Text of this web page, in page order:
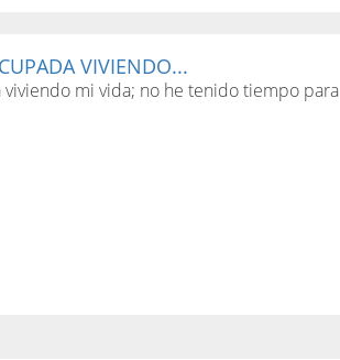
VIVIENDO...
viviendo mi vida; no he tenido tiempo para